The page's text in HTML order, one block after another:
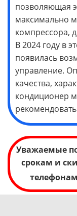
позволяющая
максимально
компрессора,
В 2024 году в
появилась
управление.
качества,
кондиционер
Уважаемые
срокам и
телефонам